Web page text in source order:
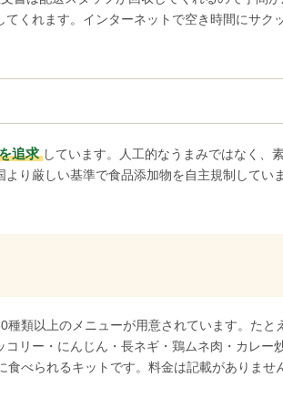
くれます。インターネットで空き時間にサク
追求 しています。人工的なうまみではなく、
り厳しい基準で食品添加物を自主規制していま
類以上のメニューが用意されています。たとえ
リー・にんじん・長ネギ・鶏ムネ肉・カレー
べられるキットです。料金は記載がありませ